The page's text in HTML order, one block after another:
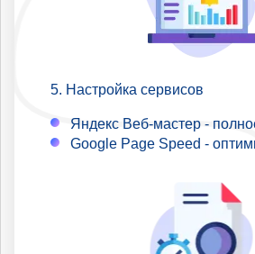
Настройка сервисов
Яндекс Веб-мастер -
Google Page Speed -